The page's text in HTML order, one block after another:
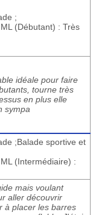
;
(Débutant) : Très
idéale pour faire
tourne très
en plus elle
sympa
;Balade sportive et
(Intermédiaire) :
mais voulant
aller découvrir
à placer les barres